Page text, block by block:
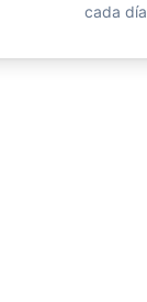
cada día